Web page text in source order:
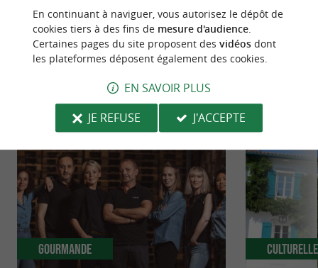
4,4 km - Ustaritz 4,5 km -
NOUS AVONS TESTÉPOUR VOUS
Gourmande Culturelle
En continuant à naviguer, vous autorisez le dépôt de
cookies tiers à des fins de mesure d'audience.
Certaines pages du site proposent des vidéosdont
les plateformes déposent également des cookies.
EN SAVOIR PLUS
JE REFUSE
J'ACCEPTE